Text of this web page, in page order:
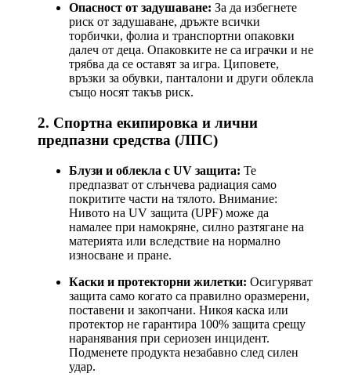
Опасност от задушаване: За да избегнете
риск от задушаване, дръжте всички
торбички, фолиа и транспортни опаковки
далеч от деца. Опаковките не са играчки и не
трябва да се оставят за игра. Циповете,
връзки за обувки, панталони и други облекла
също носят такъв риск.
2. Спортна екипировка и лични
предпазни средства (ЛПС)
Блузи и облекла с UV защита: Те
предпазват от слънчева радиация само
покритите части на тялото. Внимание:
Нивото на UV защита (UPF) може да
намалее при намокряне, силно разтягане на
материята или вследствие на нормално
износване и пране.
Каски и протекторни жилетки: Осигуряват
защита само когато са правилно оразмерени,
поставени и закопчани. Никоя каска или
протектор не гарантира 100% защита срещу
наранявания при сериозен инцидент.
Подменете продукта незабавно след силен
удар.